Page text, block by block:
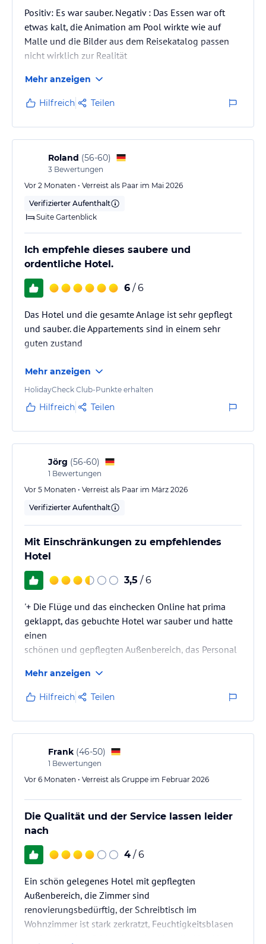
Sport und Unterhaltung
Wenn Sie sich im Urlaub fit halten möchten, können Sie Ihr
Training im hoteleigenen Fitnessstudio absolvieren. Neben diesem
Unterhaltungsprogramm mit Shows und Tänzen.
Sonstige Einrichtungen und Services
Türkisches Bad, Massagen und Behandlungen.
Hinweis: Allgemeine und unverbindliche
ohne Gewähr und ohne Prüfung durch HolidayCheck. Bitte
lies vor der Buchung die verbindlichen
jeweiligen Veranstalters.
Positiv: Es war sauber. Negativ : Das Essen war oft
etwas kalt, die Animation am Pool wirkte wie auf
Malle und die Bilder aus dem Reisekatalog passen
nicht wirklich zur Realität
Mehr anzeigen
Hilfreich Teilen
Roland (56-60)
3 Bewertungen
Vor 2 Monaten • Verreist als Paar im Mai 2026
Verifizierter Aufenthalt
Suite Gartenblick
Ich empfehle dieses saubere und
ordentliche Hotel.
6 / 6
Das Hotel und die gesamte Anlage ist sehr gepflegt
und sauber. die Appartements sind in einem sehr
guten zustand
Mehr anzeigen
HolidayCheck Club-Punkte erhalten
Hilfreich Teilen
Jörg (56-60)
1 Bewertungen
Vor 5 Monaten • Verreist als Paar im März 2026
Verifizierter Aufenthalt
Mit Einschränkungen zu empfehlendes
Hotel
3,5 / 6
'+ Die Flüge und das einchecken Online hat prima
geklappt, das gebuchte Hotel war sauber und hatte
einen
schönen und gepflegten Außenbereich, das Personal
- die Zimmer sind in die Jahre gekommen, die Möbel
sollten dringend erneuert werden (Flecken auf der
und den Sesseln, Schranktüren kaputt), der Platz im
Restaurant ist leider begrenzt, so dass es zu Warte-
schlangen am Eingang kam, da dort dann die freien
Tische zugewiesen wurden.
Es gibt zwar genügend Liegen im…
Mehr anzeigen
Hilfreich Teilen
Frank (46-50)
1 Bewertungen
Vor 6 Monaten • Verreist als Gruppe im Februar 2026
Die Qualität und der Service lassen leider
nach
4 / 6
Ein schön gelegenes Hotel mit gepflegten
Außenbereich, die Zimmer sind
renovierungsbedürftig, der Schreibtisch im
Wohnzimmer ist stark zerkratzt, Feuchtigkeitsblasen